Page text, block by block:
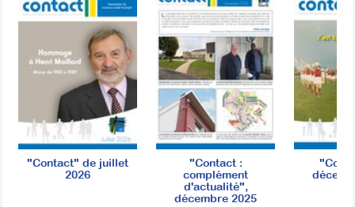
"Contact" de juillet
2026
"Contact :
complément
d'actualité",
décembre 2025